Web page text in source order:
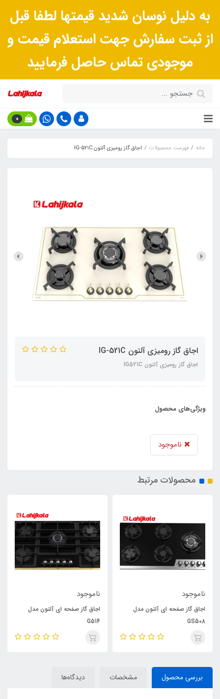
به دلیل نوسان شدید قیمتها لطفا قبل
از ثبت سفارش جهت استعلام قیمت و
موجودی تماس حاصل فرمایید
0
خانه فهرست محصولات اجاق گاز رومیزی آلتون IG-521C
اجاق گاز رومیزی آلتون IG-521C
اجاق گاز رومیزی آلتون IG521C
ویژگی‌های محصول
ناموجود
محصولات مرتبط
ناموجود
اجاق گاز صفحه ای آلتون مدل
GS508
ناموجود
اجاق گاز صفحه ای آلتون مدل
G514
بررسی محصول مشخصات دیدگاه‌ها